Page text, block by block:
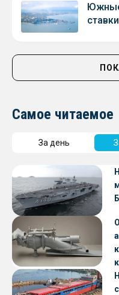
Самое читаемое
За день